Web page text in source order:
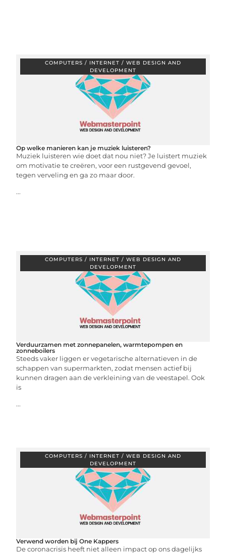
COMPUTERS / INTERNET / WEB DESIGN AND
DEVELOPMENT
Op welke manieren kan je muziek luisteren?
Muziek luisteren wie doet dat nou niet? Je luistert muziek
om motivatie te creëren, voor een rustgevend gevoel,
tegen verveling en ga zo maar door.
...
COMPUTERS / INTERNET / WEB DESIGN AND
DEVELOPMENT
Verduurzamen met zonnepanelen, warmtepompen en
zonneboilers
Steeds vaker liggen er vegetarische alternatieven in de
schappen van supermarkten, zodat mensen actief bij
kunnen dragen aan de verkleining van de veestapel. Ook
is
...
COMPUTERS / INTERNET / WEB DESIGN AND
DEVELOPMENT
Verwend worden bij One Kappers
De coronacrisis heeft niet alleen impact op ons dagelijks